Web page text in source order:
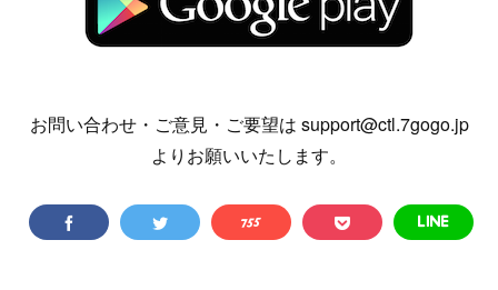
お問い合わせ・ご意見・ご要望は support@ctl.7gogo.jp
よりお願いいたします。